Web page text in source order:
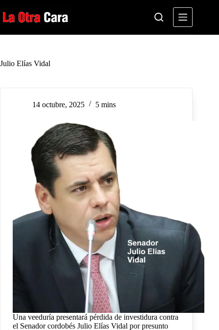
al
contenido
Julio Elías Vidal
14 octubre, 2025 5 mins
Una veeduría presentará pérdida de investidura contra
el Senador cordobés Julio Elías Vidal por presunto